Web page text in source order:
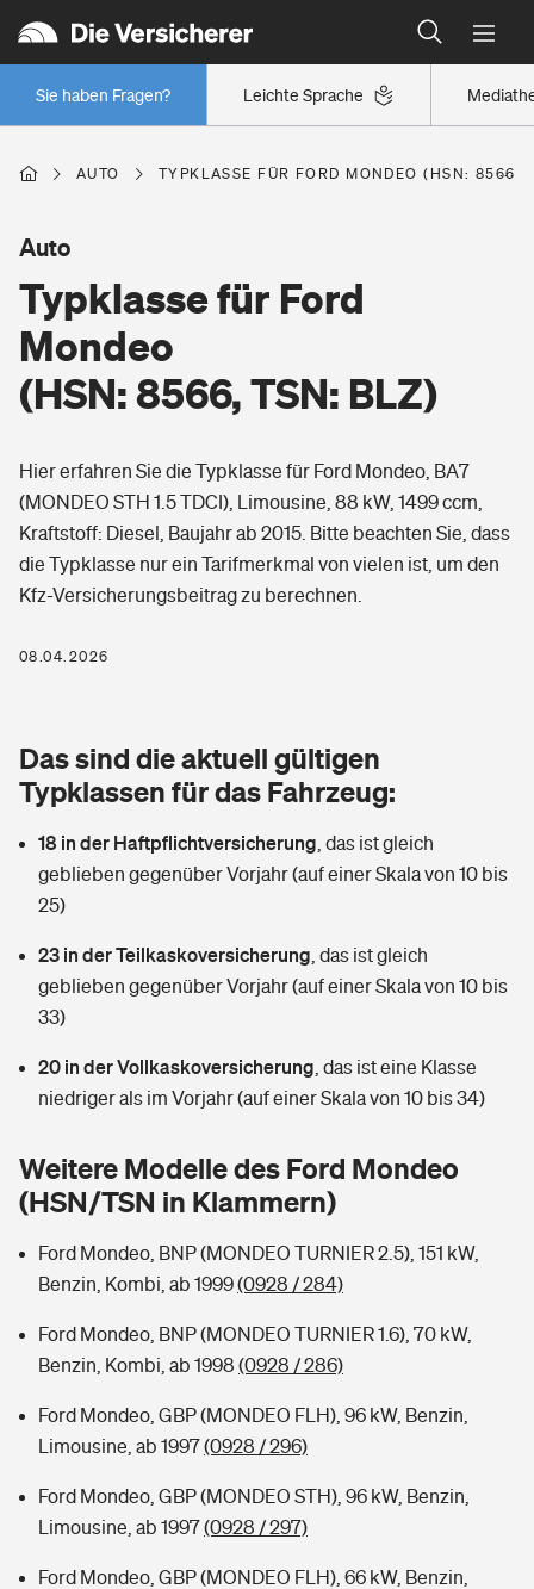
Leichte Sprache
Sie haben Fragen?
Wer versichert was: Jetzt Versicherer finden
Regionalklassen: So ist Ihre Region eingestuft
Wer versichert was: Jetzt Versicherer finden
Berufsunfähigkeitsversicherung
Arbeitsrechtsschutz
Berufshaftpflichtversicherung
Rentenrechner: Wie viel Geld bekomme ich im Alter?
Wer versichert was: Jetzt Versicherer finden
Sie haben Fragen?
Wohnen
Wohngebäudeversicherung
Hausratversicherung
Elementarversicherung
Photovoltaik
Wärmepumpen versichern
Vermieterrrechtsschutz
Mietkautionsversicherung
Restkreditversicherung
Zur Übersicht
Wer versichert was: Jetzt Versicherer finden
Sie haben Fragen?
Pri­vate Haft­pflicht­
Rechts­schutz­ver­si­che­rung
Kinderunfall­ver­si­che­rung
Reiseversicherung
Handyversicherung
Musikinstrumentenversicherung
Zur Übersicht
Tools
Kinderunfall-Check: Mehr Sicherheit für deine Kids
Sie haben Fragen?
Gesundheit
Private Krankenversicherung
Tierkrankenversicherung
Zur Übersicht
Wer versichert was: Jetzt Versicherer finden
Sie haben Fragen?
AUTO TYPKLASSE FÜR FORD MONDEO (HSN: 8566,
Typklasse für Ford
Mondeo
(HSN: 8566, TSN: BLZ)
Auto
Hier erfahren Sie die Typklasse für Ford Mondeo, BA7
(MONDEO STH 1.5 TDCI), Limousine, 88 kW, 1499 ccm,
Kraftstoff: Diesel, Baujahr ab 2015. Bitte beachten Sie, dass
die Typklasse nur ein Tarifmerkmal von vielen ist, um den
Kfz-Versicherungsbeitrag zu berechnen.
08.04.2026
Das sind die aktuell gültigen
Typklassen für das Fahrzeug:
18 in der Haftpflichtversicherung das ist gleich
geblieben gegenüber Vorjahr (auf einer Skala von 10 bis
25)
23 in der Teilkaskoversicherung das ist gleich
geblieben gegenüber Vorjahr (auf einer Skala von 10 bis
33)
20 in der Vollkaskoversicherung das ist eine Klasse
niedriger als im Vorjahr (auf einer Skala von 10 bis 34)
Weitere Modelle des Ford Mondeo
(HSN/TSN in Klammern)
Ford Mondeo, BNP (MONDEO TURNIER 2.5), 151 kW,
Benzin, Kombi, ab 1999(0928 / 284)
Ford Mondeo, BNP (MONDEO TURNIER 1.6), 70 kW,
Benzin, Kombi, ab 1998 (0928 / 286)
Ford Mondeo, GBP (MONDEO FLH), 96 kW, Benzin,
Limousine, ab 1997(0928 / 296)
Ford Mondeo, GBP (MONDEO STH), 96 kW, Benzin,
Limousine, ab 1997(0928 / 297)
Ford Mondeo, GBP (MONDEO FLH), 66 kW, Benzin,